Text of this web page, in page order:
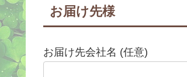
お届け先様
お届け先会社名 (任意)